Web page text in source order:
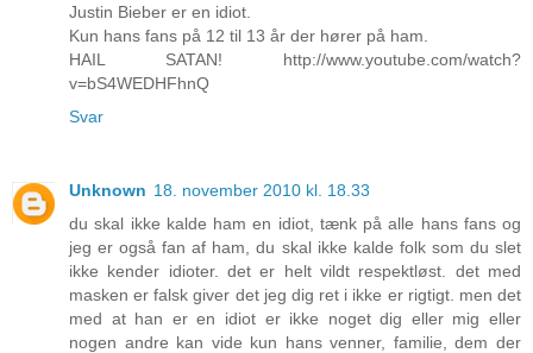
Justin Bieber er en idiot.
Kun hans fans på 12 til 13 år der hører på ham.
HAIL SATAN! http://www.youtube.com/watch?
v=bS4WEDHFhnQ
Svar
Unknown 18. november 2010 kl. 18.33
du skal ikke kalde ham en idiot, tænk på alle hans fans og
jeg er også fan af ham, du skal ikke kalde folk som du slet
ikke kender idioter. det er helt vildt respektløst. det med
masken er falsk giver det jeg dig ret i ikke er rigtigt. men det
med at han er en idiot er ikke noget dig eller mig eller
nogen andre kan vide kun hans venner, familie, dem der